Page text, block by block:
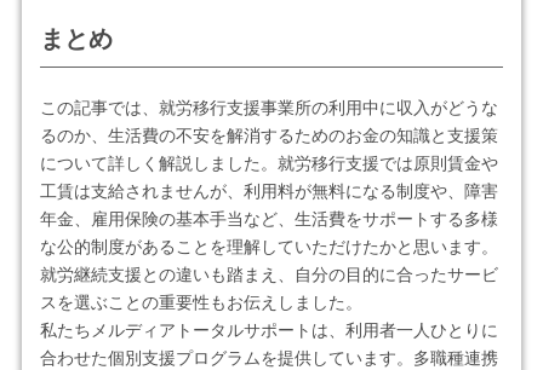
まとめ
この記事では、就労移行支援事業所の利用中に収入がどうな
るのか、生活費の不安を解消するためのお金の知識と支援策
について詳しく解説しました。就労移行支援では原則賃金や
工賃は支給されませんが、利用料が無料になる制度や、障害
年金、雇用保険の基本手当など、生活費をサポートする多様
な公的制度があることを理解していただけたかと思います。
就労継続支援との違いも踏まえ、自分の目的に合ったサービ
スを選ぶことの重要性もお伝えしました。
私たちメルディアトータルサポートは、利用者一人ひとりに
合わせた個別支援プログラムを提供しています。多職種連携